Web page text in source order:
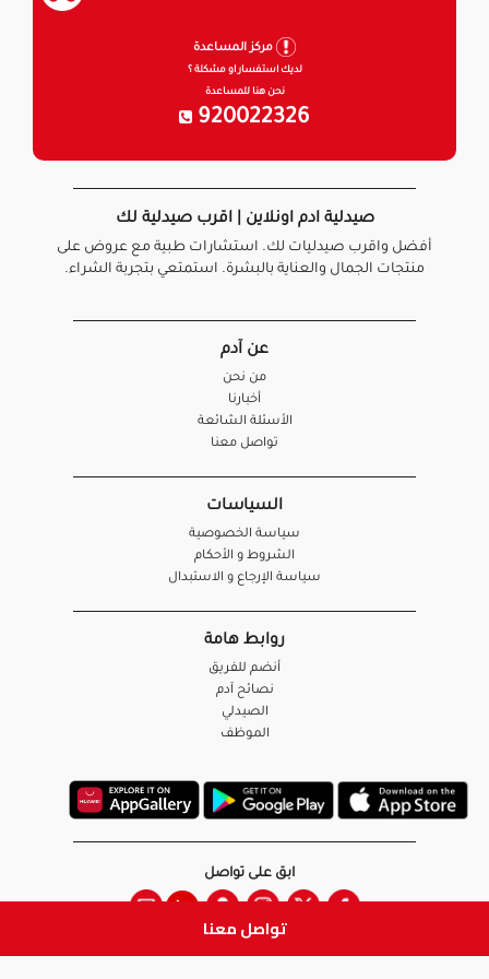
تواصل معنا
مركز المساعدة
لديك استفسار او مشكلة ؟
نحن هنا للمساعدة
920022326
صيدلية ادم اونلاين | اقرب صيدلية لك
أفضل واقرب صيدليات لك. استشارات طبية مع عروض على
منتجات الجمال والعناية بالبشرة. استمتعي بتجربة الشراء.
عن آدم
من نحن
أخبارنا
الأسئلة الشائعة
تواصل معنا
السياسات
سياسة الخصوصية
الشروط و الأحكام
سياسة الإرجاع و الاستبدال
روابط هامة
أنضم للفريق
نصائح آدم
الصيدلي
الموظف
ابق على تواصل